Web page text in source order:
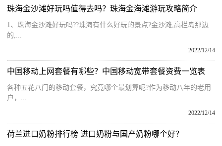
珠海金沙滩好玩吗值得去吗？珠海金海滩游玩攻略简介
1、珠海金沙滩好玩吗??珠海有什么好玩的景点?金沙滩,高栏岛那边
的,...
2022/12/14
中国移动上网套餐有哪些？中国移动宽带套餐资费一览表
各种五花八门的移动套餐，究竟哪个最划算呢?作为移动八年的老用
户，...
2022/12/14
荷兰进口奶粉排行榜 进口奶粉与国产奶粉哪个好？